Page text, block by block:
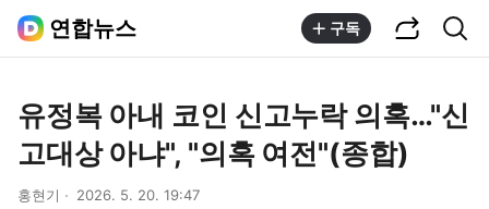
연합뉴스 구독
유정복 아내 코인 신고누락 의혹…"신
고대상 아냐", "의혹 여전"(종합)
홍현기 2026. 5. 20. 19:47